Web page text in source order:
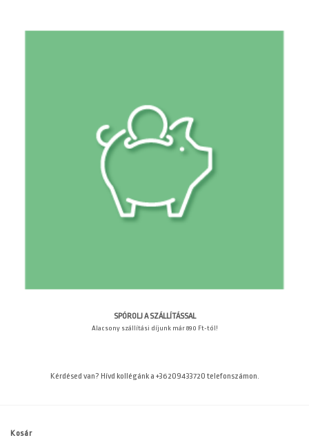
SPÓROLJ A SZÁLLÍTÁSSAL
Alacsony szállítási díjunk már 890 Ft-tól!
Kérdésed van? Hívd kollégánk a +36209433720 telefonszámon.
Kosár